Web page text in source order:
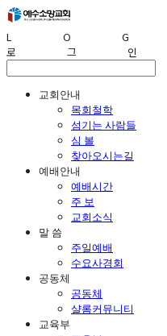
로그
교회안내
목회철학
섬기는 사람들
심 볼
찾아오시는길
예배안내
예배시간
주 보
교회소식
말 씀
주일예배
수요사경회
공동체
공동체
샬롬커뮤니티
교육부